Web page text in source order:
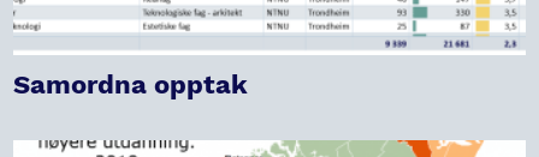
Samordna opptak